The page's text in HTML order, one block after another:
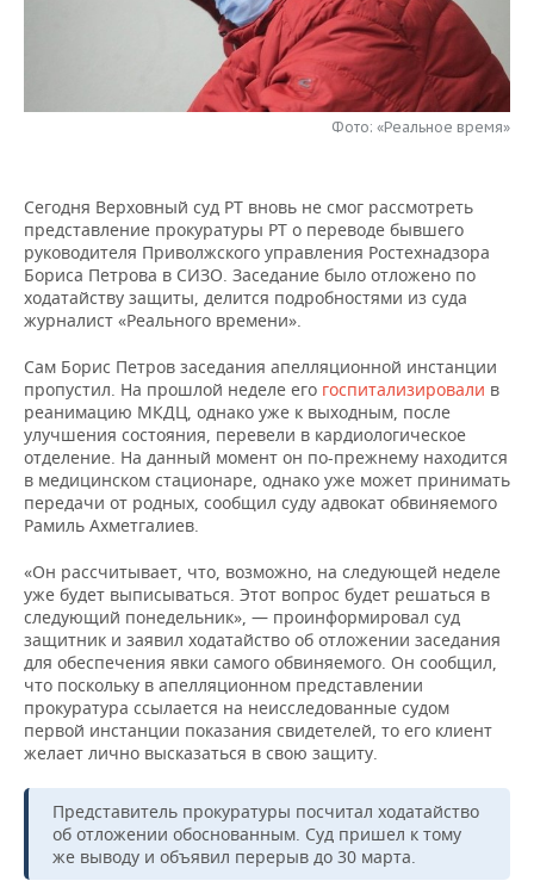
ОПК
РОЗНИЧНАЯ ТОРГОВЛЯ
НОВОСТИ ТЕХНОЛОГИЙ
ТЕЛЕКОММУНИКАЦИИ
НОВОСТИ МЕРОПРИЯТИЙ
БИЗНЕС-БРАНЧИ
ONLINE-КОНФЕРЕНЦИИ
ОТКРЫТАЯ ЛЕКЦИЯ
ФУТБОЛ
ХОККЕЙ
БАСКЕТБОЛ
ВОЛЕЙБОЛ
КИБЕРСПОРТ
ФИГУРНОЕ КАТАНИЕ
ВОДНЫЕ ВИДЫ СПОРТА
ХОККЕЙ С МЯЧОМ
НОВОСТИ ОБЩЕСТВА
ВЛАСТЬ
ИНФРАСТРУКТУРА
ИСТОРИЯ
КУЛЬТУРА
МЕДИЦИНА
ОБРАЗОВАНИЕ
ПРОИСШЕСТВИЯ
ФОТОГАЛЕРЕЯ
СЮЖЕТЫ
СПРАВОЧНИК
СПИСОК ПЕРСОН
СПИСОК КОМПАНИЙ
ПОЛНАЯ ВЕРСИЯ
Фото: «Реальное время»
Сегодня Верховный суд РТ вновь не смог рассмотреть
представление прокуратуры РТ о переводе бывшего
руководителя Приволжского управления Ростехнадзора
Бориса Петрова в СИЗО. Заседание было отложено по
ходатайству защиты, делится подробностями из суда
журналист «Реального времени».
Сам Борис Петров заседания апелляционной инстанции
пропустил. На прошлой неделе его госпитализировали в
реанимацию МКДЦ, однако уже к выходным, после
улучшения состояния, перевели в кардиологическое
отделение. На данный момент он по-прежнему находится
в медицинском стационаре, однако уже может принимать
передачи от родных, сообщил суду адвокат обвиняемого
Рамиль Ахметгалиев.
«Он рассчитывает, что, возможно, на следующей неделе
уже будет выписываться. Этот вопрос будет решаться в
следующий понедельник», — проинформировал суд
защитник и заявил ходатайство об отложении заседания
для обеспечения явки самого обвиняемого. Он сообщил,
что поскольку в апелляционном представлении
прокуратура ссылается на неисследованные судом
первой инстанции показания свидетелей, то его клиент
желает лично высказаться в свою защиту.
Представитель прокуратуры посчитал ходатайство
об отложении обоснованным. Суд пришел к тому
же выводу и объявил перерыв до 30 марта.